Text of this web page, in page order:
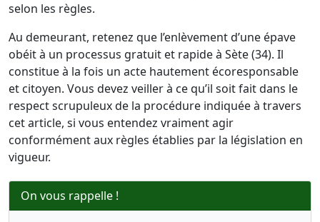
selon les règles.
Au demeurant, retenez que l’enlèvement d’une épave
obéit à un processus gratuit et rapide à Sète (34). Il
constitue à la fois un acte hautement écoresponsable
et citoyen. Vous devez veiller à ce qu’il soit fait dans le
respect scrupuleux de la procédure indiquée à travers
cet article, si vous entendez vraiment agir
conformément aux règles établies par la législation en
vigueur.
On vous rappelle !